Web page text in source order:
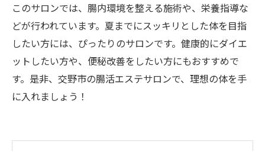
このサロンでは、腸内環境を整える施術や、栄養指導な
どが行われています。夏までにスッキリとした体を目指
したい方には、ぴったりのサロンです。健康的にダイエ
ットしたい方や、便秘改善をしたい方にもおすすめで
す。是非、交野市の腸活エステサロンで、理想の体を手
に入れましょう！